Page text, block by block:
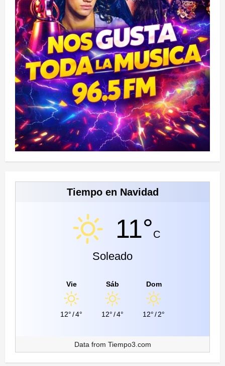
Tiempo en Navidad
11°C
Soleado
Vie
12°/4°
Sáb
12°/4°
Dom
12°/2°
Data from Tiempo3.com